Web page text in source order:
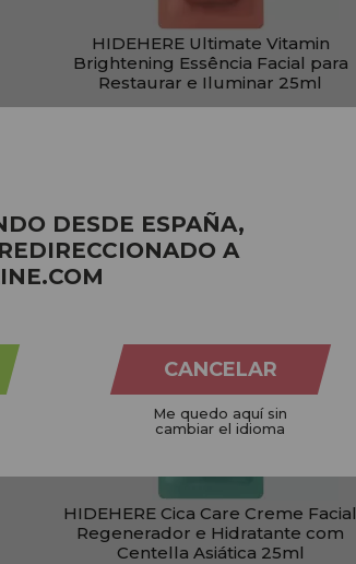
HIDEHERE Ultimate Vitamin
Brightening Essência Facial para
Restaurar e Iluminar 25ml
PVR:9,99€
PRODUTO
HIDEHERE Cica Care Creme Facial
Regenerador e Hidratante com
Centella Asiática 25ml
DESDE ESPAÑA,
A
CANCELAR
Me quedo aquí sin
cambiar el idioma